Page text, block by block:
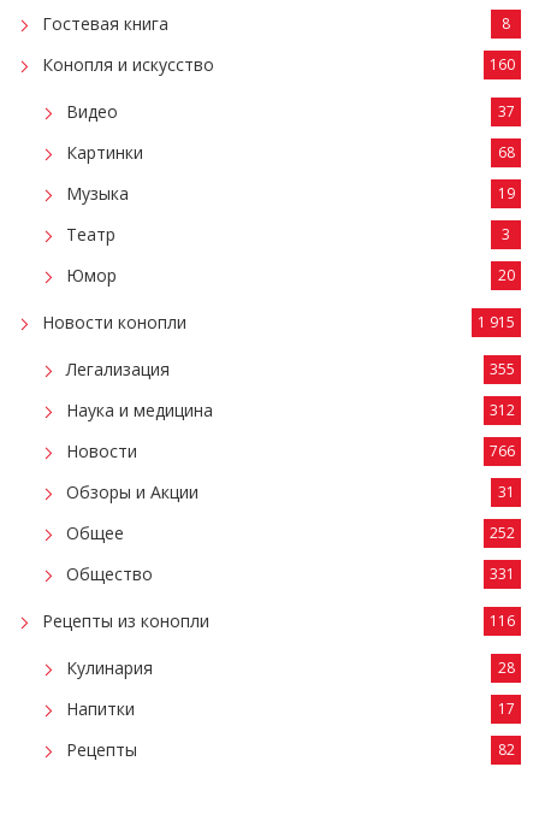
Гостевая книга 8
Конопля и искусство 160
Видео 37
Картинки 68
Музыка 19
Театр 3
Юмор 20
Новости конопли 1 915
Легализация 355
Наука и медицина 312
Новости 766
Обзоры и Акции 31
Общее 252
Общество 331
Рецепты из конопли 116
Кулинария 28
Напитки 17
Рецепты 82